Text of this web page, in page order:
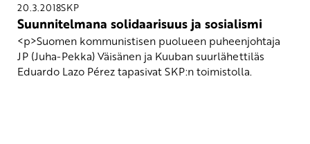
20.3.2018SKP
Suunnitelmana solidaarisuus ja sosialismi
<p>Suomen kommunistisen puolueen puheenjohtaja
JP (Juha-Pekka) Väisänen ja Kuuban suurlähettiläs
Eduardo Lazo Pérez tapasivat SKP:n toimistolla.